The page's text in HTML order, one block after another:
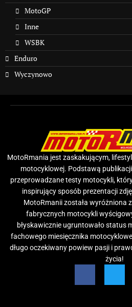
MotoGP
Inne
WSBK
Enduro
Wyczynowo
MotoRmania jest zaskakującym,
motocyklowej. Podstawą
przeprowadzane testy motocykli,
inspirujący sposób prezentacji
MotoRmanii została wyróżniona
fabrycznych motocykli
błyskawicznie ugruntowało status
fachowego miesięcznika
długo oczekiwany powiew pasji i
życia!